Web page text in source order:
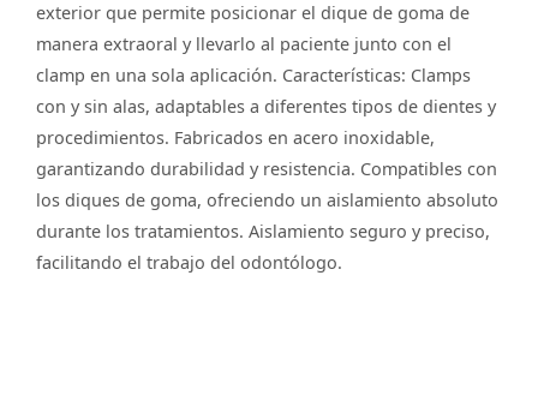
exterior que permite posicionar el dique de goma de
manera extraoral y llevarlo al paciente junto con el
clamp en una sola aplicación. Características: Clamps
con y sin alas, adaptables a diferentes tipos de dientes y
procedimientos. Fabricados en acero inoxidable,
garantizando durabilidad y resistencia. Compatibles con
los diques de goma, ofreciendo un aislamiento absoluto
durante los tratamientos. Aislamiento seguro y preciso,
facilitando el trabajo del odontólogo.